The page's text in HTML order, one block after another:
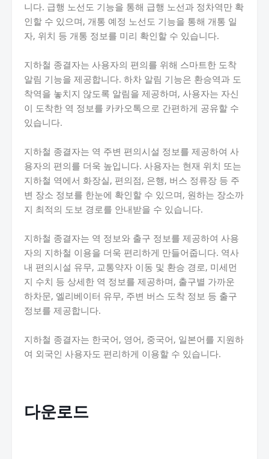
니다. 급행 노선도 기능을 통해 급행 노선과 정차역만 확
인할 수 있으며, 개통 예정 노선도 기능을 통해 개통 일
자, 위치 등 개통 정보를 미리 확인할 수 있습니다.
지하철 종결자는 사용자의 편의를 위해 스마트한 도착
알림 기능을 제공합니다. 하차 알림 기능은 환승역과 도
착역을 놓치지 않도록 알림을 제공하며, 사용자는 자신
이 도착한 역 정보를 카카오톡으로 간편하게 공유할 수
있습니다.
지하철 종결자는 역 주변 편의시설 정보를 제공하여 사
용자의 편의를 더욱 높입니다. 사용자는 현재 위치 또는
지하철 역에서 화장실, 편의점, 은행, 버스 정류장 등 주
변 장소 정보를 한눈에 확인할 수 있으며, 원하는 장소까
지 최적의 도보 경로를 안내받을 수 있습니다.
지하철 종결자는 역 정보와 출구 정보를 제공하여 사용
자의 지하철 이용을 더욱 편리하게 만들어줍니다. 역사
내 편의시설 유무, 교통약자 이동 및 환승 경로, 미세먼
지 수치 등 상세한 역 정보를 제공하며, 출구별 가까운
하차문, 엘리베이터 유무, 주변 버스 도착 정보 등 출구
정보를 제공합니다.
지하철 종결자는 한국어, 영어, 중국어, 일본어를 지원하
여 외국인 사용자도 편리하게 이용할 수 있습니다.
다운로드